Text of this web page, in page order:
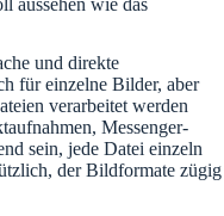
aussehen wie das
und direkte
für einzelne Bilder, aber
verarbeitet werden
Messenger-
sein, jede Datei einzeln
der Bildformate zügig